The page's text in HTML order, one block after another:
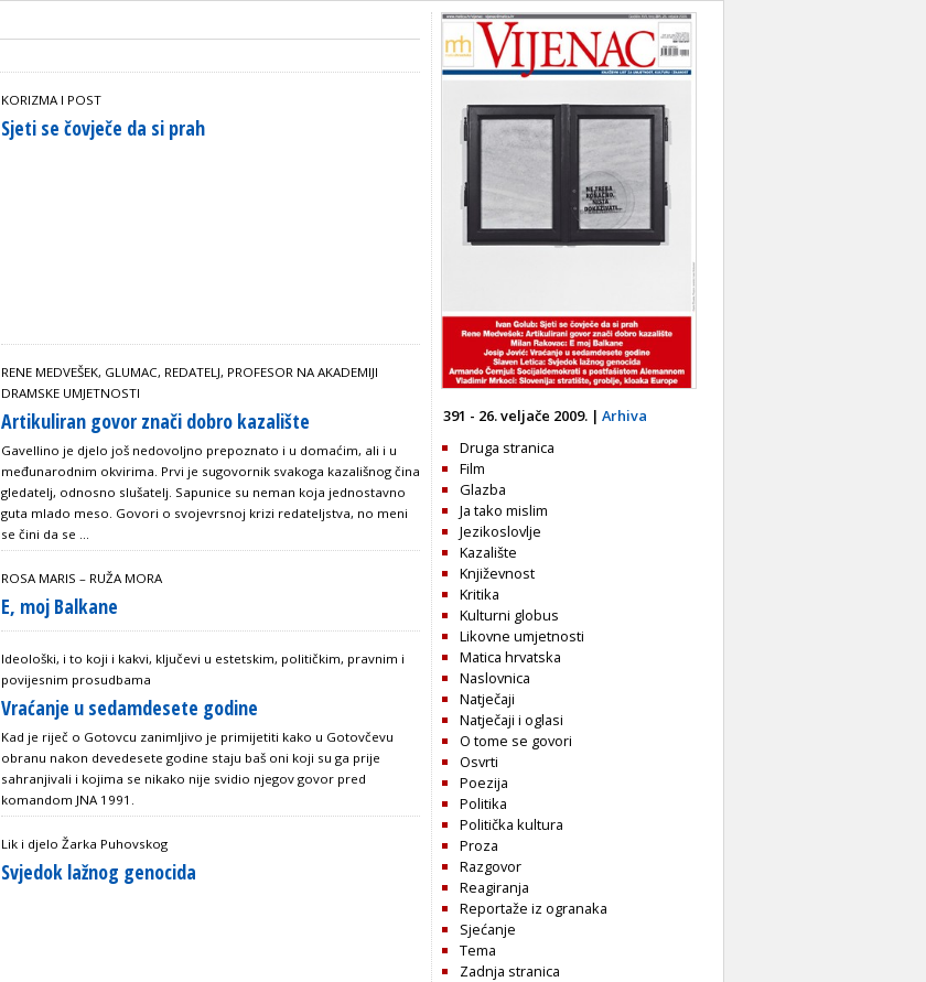
KORIZMA I POST
Sjeti se čovječe da si prah
RENE MEDVEŠEK, GLUMAC, REDATELJ, PROFESOR NA AKADEMIJI
DRAMSKE UMJETNOSTI
Artikuliran govor znači dobro kazalište
Gavellino je djelo još nedovoljno prepoznato i u domaćim, ali i u
međunarodnim okvirima. Prvi je sugovornik svakoga kazališnog čina
gledatelj, odnosno slušatelj. Sapunice su neman koja jednostavno
guta mlado meso. Govori o svojevrsnoj krizi redateljstva, no meni
se čini da se ...
ROSA MARIS – RUŽA MORA
E, moj Balkane
Ideološki, i to koji i kakvi, ključevi u estetskim, političkim, pravnim i
povijesnim prosudbama
Vraćanje u sedamdesete godine
Kad je riječ o Gotovcu zanimljivo je primijetiti kako u Gotovčevu
obranu nakon devedesete godine staju baš oni koji su ga prije
sahranjivali i kojima se nikako nije svidio njegov govor pred
komandom JNA 1991.
Lik i djelo Žarka Puhovskog
Svjedok lažnog genocida
391 - 26. veljače 2009. | Arhiva
Druga stranica
Film
Glazba
Ja tako mislim
Jezikoslovlje
Kazalište
Književnost
Kritika
Kulturni globus
Likovne umjetnosti
Matica hrvatska
Naslovnica
Natječaji
Natječaji i oglasi
O tome se govori
Osvrti
Poezija
Politika
Politička kultura
Proza
Razgovor
Reagiranja
Reportaže iz ogranaka
Sjećanje
Tema
Zadnja stranica